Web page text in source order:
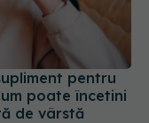
pentru
poate încetini
de vârstă